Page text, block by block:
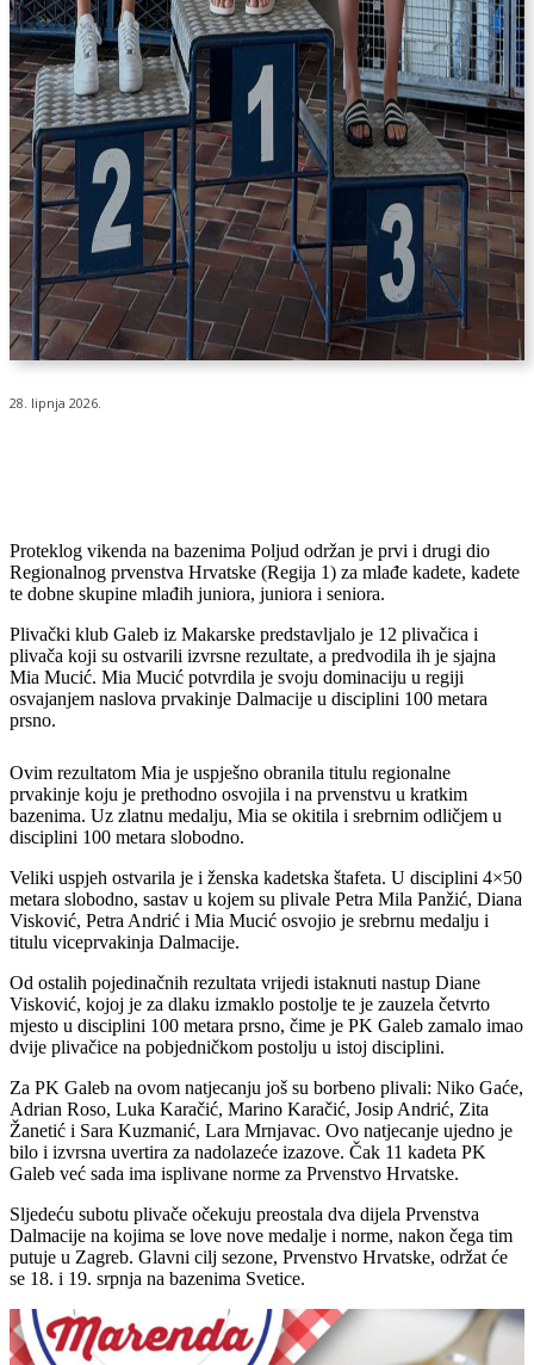
28. lipnja 2026.
Proteklog vikenda na bazenima Poljud održan je prvi i drugi dio
Regionalnog prvenstva Hrvatske (Regija 1) za mlađe kadete, kadete
te dobne skupine mlađih juniora, juniora i seniora.
Plivački klub Galeb iz Makarske predstavljalo je 12 plivačica i
plivača koji su ostvarili izvrsne rezultate, a predvodila ih je sjajna
Mia Mucić. Mia Mucić potvrdila je svoju dominaciju u regiji
osvajanjem naslova prvakinje Dalmacije u disciplini 100 metara
prsno.
Ovim rezultatom Mia je uspješno obranila titulu regionalne
prvakinje koju je prethodno osvojila i na prvenstvu u kratkim
bazenima. Uz zlatnu medalju, Mia se okitila i srebrnim odličjem u
disciplini 100 metara slobodno.
Veliki uspjeh ostvarila je i ženska kadetska štafeta. U disciplini 4×50
metara slobodno, sastav u kojem su plivale Petra Mila Panžić, Diana
Visković, Petra Andrić i Mia Mucić osvojio je srebrnu medalju i
titulu viceprvakinja Dalmacije.
Od ostalih pojedinačnih rezultata vrijedi istaknuti nastup Diane
Visković, kojoj je za dlaku izmaklo postolje te je zauzela četvrto
mjesto u disciplini 100 metara prsno, čime je PK Galeb zamalo imao
dvije plivačice na pobjedničkom postolju u istoj disciplini.
Za PK Galeb na ovom natjecanju još su borbeno plivali: Niko Gaće,
Adrian Roso, Luka Karačić, Marino Karačić, Josip Andrić, Zita
Žanetić i Sara Kuzmanić, Lara Mrnjavac. Ovo natjecanje ujedno je
bilo i izvrsna uvertira za nadolazeće izazove. Čak 11 kadeta PK
Galeb već sada ima isplivane norme za Prvenstvo Hrvatske.
Sljedeću subotu plivače očekuju preostala dva dijela Prvenstva
Dalmacije na kojima se love nove medalje i norme, nakon čega tim
putuje u Zagreb. Glavni cilj sezone, Prvenstvo Hrvatske, održat će
se 18. i 19. srpnja na bazenima Svetice.